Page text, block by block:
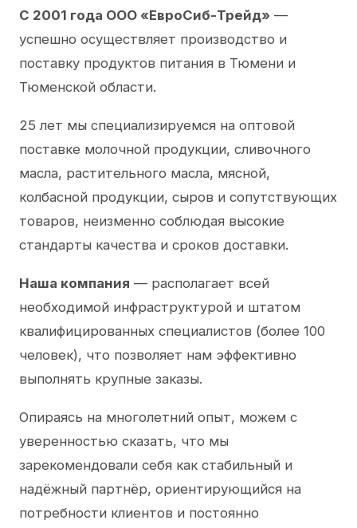
С 2001 года ООО «ЕвроСиб-Трейд» —
успешно осуществляет производство и
поставку продуктов питания в Тюмени и
Тюменской области.
25 лет мы специализируемся на оптовой
поставке молочной продукции, сливочного
масла, растительного масла, мясной,
колбасной продукции, сыров и сопутствующих
товаров, неизменно соблюдая высокие
стандарты качества и сроков доставки.
Наша компания — располагает всей
необходимой инфраструктурой и штатом
квалифицированных специалистов (более 100
человек), что позволяет нам эффективно
выполнять крупные заказы.
Опираясь на многолетний опыт, можем с
уверенностью сказать, что мы
зарекомендовали себя как стабильный и
надёжный партнёр, ориентирующийся на
потребности клиентов и постоянно